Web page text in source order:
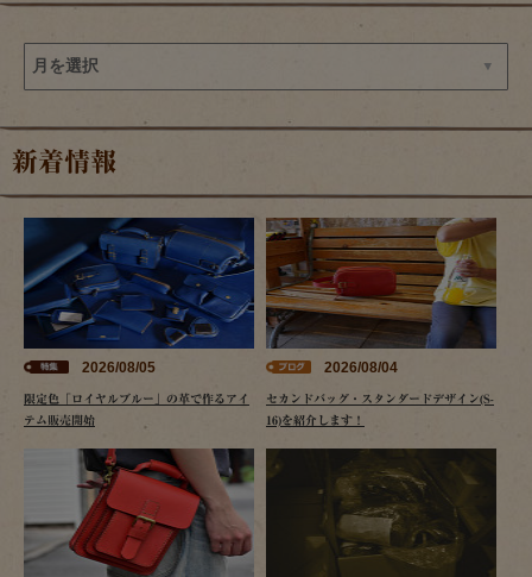
新着情報
2026/08/05
限定色「ロイヤルブルー」の革で作るアイ
テム販売開始
2026/08/04
セカンドバッグ・スタンダードデザイン(S-
16)を紹介します！